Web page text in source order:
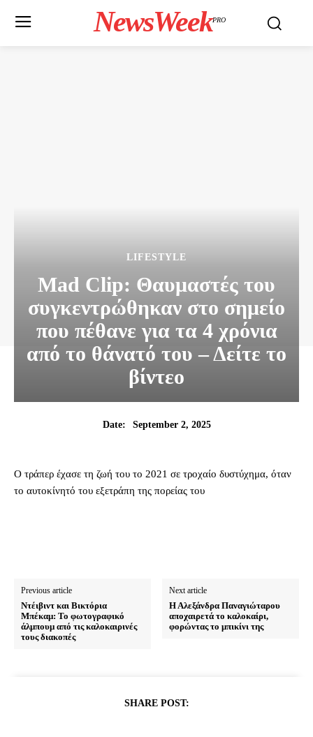
NewsWeekPRO
LIFESTYLE
Mad Clip: Θαυμαστές του
συγκεντρώθηκαν στο σημείο
που πέθανε για τα 4 χρόνια
από το θάνατό του – Δείτε το
βίντεο
Date: September 2, 2025
Ο τράπερ έχασε τη ζωή του το 2021 σε τροχαίο δυστύχημα, όταν
το αυτοκίνητό του εξετράπη της πορείας του
Previous article
Ντέιβιντ και Βικτόρια
Μπέκαμ: Το φωτογραφικό
άλμπουμ από τις καλοκαιρινές
τους διακοπές
Next article
Η Αλεξάνδρα Παναγιώταρου
αποχαιρετά το καλοκαίρι,
φορώντας το μπικίνι της
SHARE POST: